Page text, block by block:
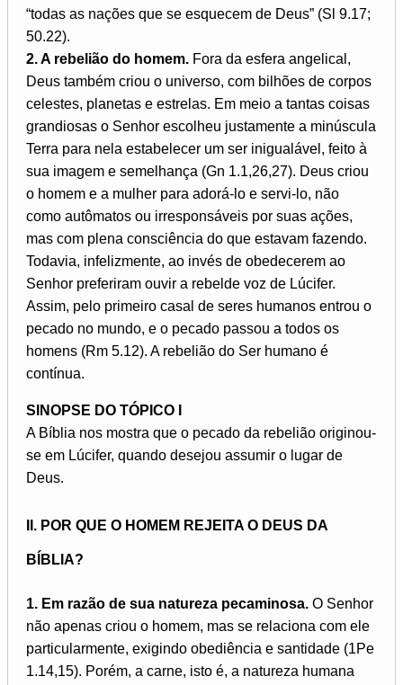
“todas as nações que se esquecem de Deus” (Sl 9.17;
50.22).
2. A rebelião do homem. Fora da esfera angelical,
Deus também criou o universo, com bilhões de corpos
celestes, planetas e estrelas. Em meio a tantas coisas
grandiosas o Senhor escolheu justamente a minúscula
Terra para nela estabelecer um ser inigualável, feito à
sua imagem e semelhança (Gn 1.1,26,27). Deus criou
o homem e a mulher para adorá-lo e servi-lo, não
como autômatos ou irresponsáveis por suas ações,
mas com plena consciência do que estavam fazendo.
Todavia, infelizmente, ao invés de obedecerem ao
Senhor preferiram ouvir a rebelde voz de Lúcifer.
Assim, pelo primeiro casal de seres humanos entrou o
pecado no mundo, e o pecado passou a todos os
homens (Rm 5.12). A rebelião do Ser humano é
contínua.
SINOPSE DO TÓPICO I
A Bíblia nos mostra que o pecado da rebelião originou-
se em Lúcifer, quando desejou assumir o lugar de
Deus.
II. POR QUE O HOMEM REJEITA O DEUS DA
BÍBLIA?
1. Em razão de sua natureza pecaminosa. O Senhor
não apenas criou o homem, mas se relaciona com ele
particularmente, exigindo obediência e santidade (1Pe
1.14,15). Porém, a carne, isto é, a natureza humana